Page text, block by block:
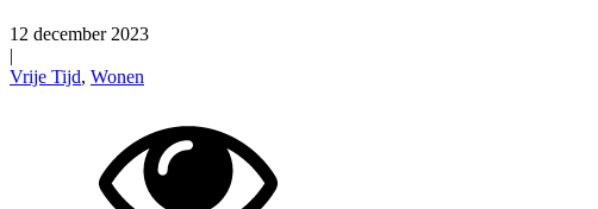
12 december 2023
|
Vrije Tijd, Wonen